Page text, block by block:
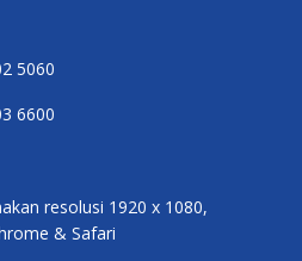
5060
6600
resolusi 1920 x 1080,
& Safari